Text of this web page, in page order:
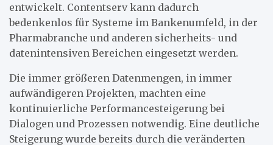
entwickelt. Contentserv kann dadurch
bedenkenlos für Systeme im Bankenumfeld, in der
Pharmabranche und anderen sicherheits- und
datenintensiven Bereichen eingesetzt werden.
Die immer größeren Datenmengen, in immer
aufwändigeren Projekten, machten eine
kontinuierliche Performancesteigerung bei
Dialogen und Prozessen notwendig. Eine deutliche
Steigerung wurde bereits durch die veränderten